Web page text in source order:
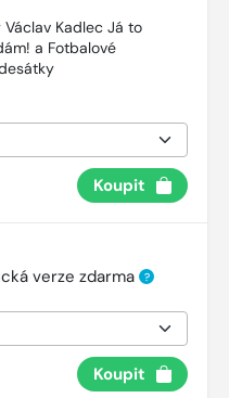
Václav Kadlec Já to
a Fotbalové
Koupit
verze zdarma ?
Koupit